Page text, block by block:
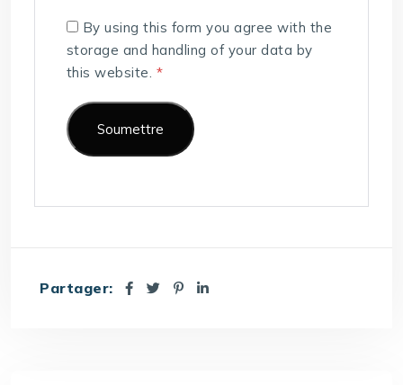
By using this form you agree with the
storage and handling of your data by
this website. *
Partager: